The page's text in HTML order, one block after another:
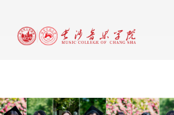
2026)-官方网站